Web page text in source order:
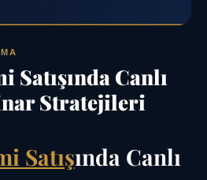
Satışında Canlı
Stratejileri
Satışında Canlı